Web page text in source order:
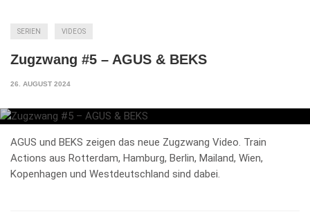
SERIEN VIDEOS
Zugzwang #5 – AGUS & BEKS
26. AUGUST 2024
AGUS und BEKS zeigen das neue Zugzwang Video. Train
Actions aus Rotterdam, Hamburg, Berlin, Mailand, Wien,
Kopenhagen und Westdeutschland sind dabei.